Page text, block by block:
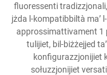
fluoressenti
jżda l-kompatibbiltà ma’
approssimattivament 1
tulijiet, bil-biżżejjed
konfigurazzjonijiet
sołuzzjonijiet